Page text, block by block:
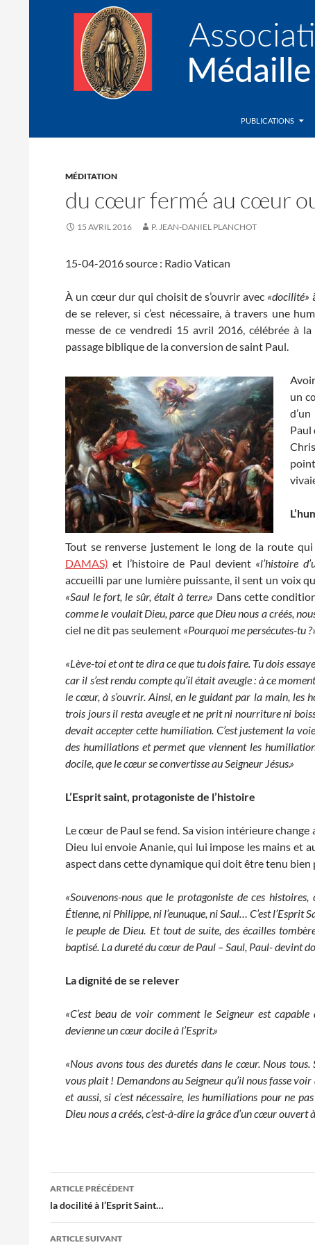
Association de la Médaille MiraculeusePUBLICATIONS
MÉDITATION
du cœur fermé au cœur
15 AVRIL 2016 P. JEAN-DANIEL PLANCHOT
15-04-2016 source : Radio Vatican
À un cœur dur qui choisit de s’ouvrir avec «docilité»
de se relever, si c’est nécessaire, à travers une
messe de ce vendredi 15 avril 2016, célébrée à
passage biblique de la conversion de saint Paul.
un
Paul
Tout se renverse justement le long de la route
DAMAS) et l’histoire de Paul devient «l’histoire
accueilli par une lumière puissante, il sent un voix
«Saul le fort, le sûr, était à terre.» Dans cette
comme le voulait Dieu, parce que Dieu nous a créés,
ciel ne dit pas seulement «Pourquoi me persécutes-tu
«Lève-toi et ont te dira ce que tu dois faire. Tu dois
car il s’est rendu compte qu’il était aveugle : à ce
le cœur, à s’ouvrir. Ainsi, en le guidant par la main, les
trois jours il resta aveugle et ne prit ni nourriture ni
devait accepter cette humiliation. C’est justement la
des humiliations et permet que viennent les
docile, que le cœur se convertisse au Seigneur Jésus.»
L’Esprit saint, protagoniste de l’histoire
Le cœur de Paul se fend. Sa vision intérieure
Dieu lui envoie Ananie, qui lui impose les mains et
aspect dans cette dynamique qui doit être tenu bien
«Souvenons-nous que le protagoniste de ces
Étienne, ni Philippe, ni l’eunuque, ni Saul… C’est l’Esprit
le peuple de Dieu. Et tout de suite, des écailles
baptisé. La dureté du cœur de Paul – Saul, Paul- devint
La dignité de se relever
«C’est beau de voir comment le Seigneur est
devienne un cœur docile à l’Esprit.»
«Nous avons tous des duretés dans le cœur. Nous tous.
vous plait ! Demandons au Seigneur qu’il nous fasse
et aussi, si c’est nécessaire, les humiliations pour ne
Dieu nous a créés, c’est-à-dire la grâce d’un cœur ouvert
Navigation
des
articles
ARTICLE PRÉCÉDENT
la docilité à l’Esprit Saint…
ARTICLE SUIVANT